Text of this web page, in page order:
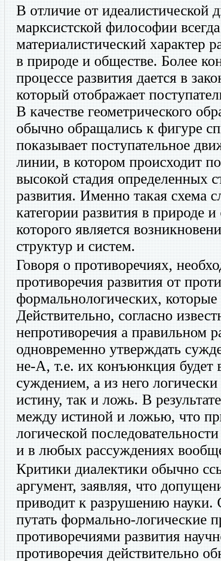
В отличие от идеалистической
марксистской философии
материалистический характер
в природе и обществе. Более
процессе развития дается в
который отображает
В качестве геометрического
обычно обращались к фигуре
показывает поступательное
линии, в котором происходит
высокой стадия определенных
развития. Именно такая схема
категории развития в природе
которого является
структур и систем.
Говоря о противоречиях,
противоречия развития от
формальнологических,
Действительно, согласно
непротиворечия а правильном
одновременно утверждать
не-А, т.е. их конъюнкция будет
суждением, а из него
истину, так и ложь. В
между истиной и ложью, что
логической
и в любых рассуждениях
Критики диалектики обычно
аргумент, заявляя, что
приводит к разрушению науки.
путать формально-логические
противоречиями развития
противоречия действительно